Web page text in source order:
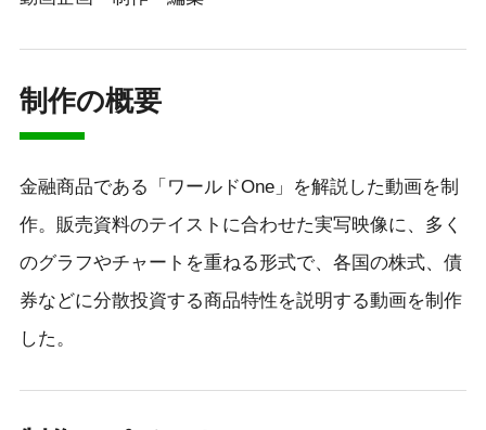
制作の概要
金融商品である「ワールドOne」を解説した動画を制
作。販売資料のテイストに合わせた実写映像に、多く
のグラフやチャートを重ねる形式で、各国の株式、債
券などに分散投資する商品特性を説明する動画を制作
した。